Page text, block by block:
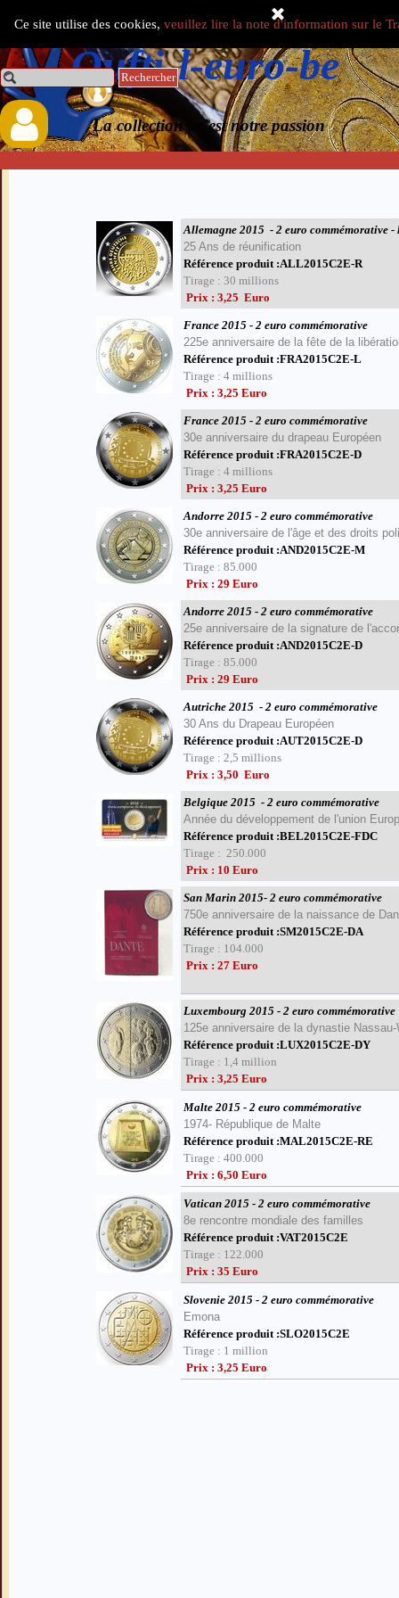
Ce site utilise des cookies, veuillez lire la note d'information sur le
Oufti-l-euro-be
Rechercher
0.00 € La collection , c'est notre passion
Allemagne 2015 - 2 euro commémorative
25 Ans de réunification
Référence produit :ALL2015C2E-R
Tirage : 30 millions
Prix : 3,25 Euro
France 2015 - 2 euro commémorative
225e anniversaire de la fête de la
Référence produit :FRA2015C2E-L
Tirage : 4 millions
Prix : 3,25 Euro
France 2015 - 2 euro commémorative
30e anniversaire du drapeau Européen
Référence produit :FRA2015C2E-D
Tirage : 4 millions
Prix : 3,25 Euro
Andorre 2015 - 2 euro commémorative
30e anniversaire de l'âge et des droits
Référence produit :AND2015C2E-M
Tirage : 85.000
Prix : 29 Euro
Andorre 2015 - 2 euro commémorative
25e anniversaire de la signature de
Référence produit :AND2015C2E-D
Tirage : 85.000
Prix : 29 Euro
Autriche 2015 - 2 euro commémorative
30 Ans du Drapeau Européen
Référence produit :AUT2015C2E-D
Tirage : 2,5 millions
Prix : 3,50 Euro
Belgique 2015 - 2 euro commémorative
Année du développement de l'union
Référence produit :BEL2015C2E-FDC
Tirage : 250.000
Prix : 10 Euro
San Marin 2015- 2 euro commémorative
750e anniversaire de la naissance de
Référence produit :SM2015C2E-DA
Tirage : 104.000
Prix : 27 Euro
Luxembourg 2015 - 2 euro commémorative
125e anniversaire de la dynastie Nassau-
Référence produit :LUX2015C2E-DY
Tirage : 1,4 million
Prix : 3,25 Euro
Malte 2015 - 2 euro commémorative
1974- République de Malte
Référence produit :MAL2015C2E-RE
Tirage : 400.000
Prix : 6,50 Euro
Vatican 2015 - 2 euro commémorative
8e rencontre mondiale des familles
Référence produit :VAT2015C2E
Tirage : 122.000
Prix : 35 Euro
Slovenie 2015 - 2 euro commémorative
Emona
Référence produit :SLO2015C2E
Tirage : 1 million
Prix : 3,25 Euro